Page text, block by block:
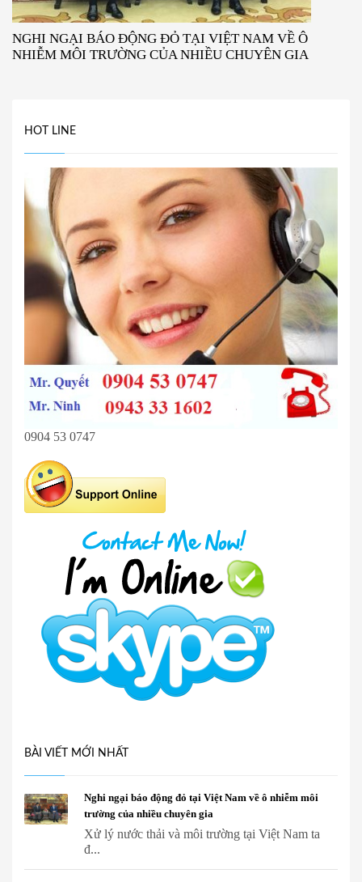
NGHI NGẠI BÁO ĐỘNG ĐỎ TẠI VIỆT NAM VỀ Ô
NHIỄM MÔI TRƯỜNG CỦA NHIỀU CHUYÊN GIA
HOT LINE
0904 53 0747
BÀI VIẾT MỚI NHẤT
Nghi ngại báo động đỏ tại Việt Nam về ô nhiễm môi
trường của nhiều chuyên gia
Xử lý nước thải và môi trường tại Việt Nam ta
đ...